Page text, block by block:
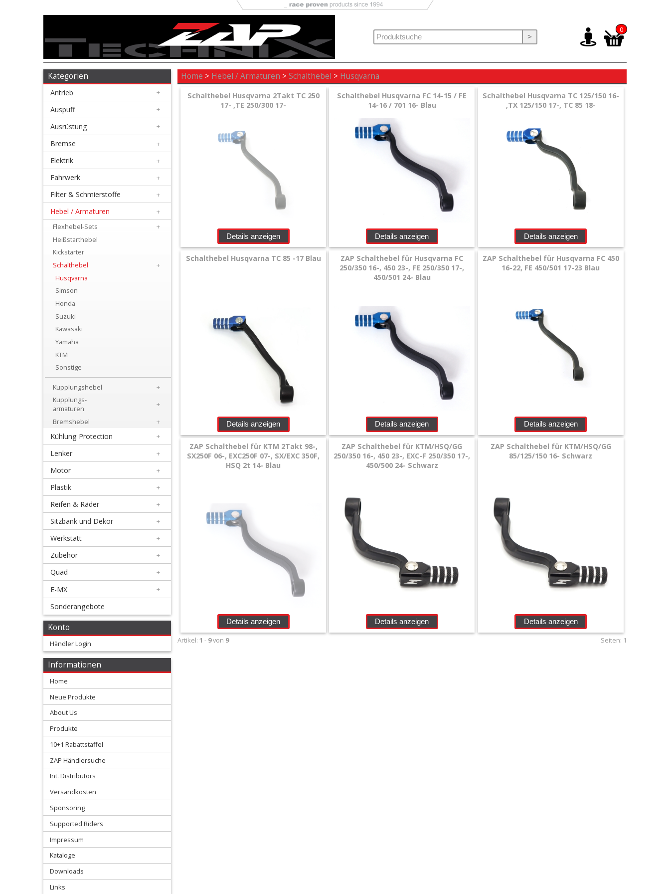
Antrieb
Auspuff
Ausrüstung
Bremse
Elektrik
Fahrwerk
Schmierstoffe
Armaturen
Flexhebel-
Heißstarthebel
Kickstarter
Schalthebel
Husqvarna
Simson
Honda
Suzuki
Kawasaki
Yamaha
Sonstige
Kupplungshebel
Kupplungs-
armaturen
Bremshebel
Kühlung
Protection
Lenker
>
0
Kategorien
Antrieb +
Auspuff +
Ausrüstung +
Bremse +
Elektrik +
Fahrwerk +
Filter & Schmierstoffe +
Hebel / Armaturen
+
Flexhebel-Sets
+
Heißstarthebel
Kickstarter
Schalthebel
+
Husqvarna
Simson
Honda
Suzuki
Kawasaki
Yamaha
KTM
Sonstige
Kupplungshebel
+
Kupplungs-
armaturen
+
Bremshebel
+
Kühlung Protection +
Lenker +
Motor +
Plastik +
Reifen & Räder +
Sitzbank und Dekor +
Werkstatt +
Zubehör +
Quad +
E-MX +
Sonderangebote
Konto
Händler Login
Informationen
Home
Neue Produkte
About Us
Produkte
10+1 Rabattstaffel
ZAP Händlersuche
Int. Distributors
Versandkosten
Sponsoring
Supported Riders
Impressum
Kataloge
Downloads
Links
Home > Hebel / Armaturen > Schalthebel > Husqvarna
Schalthebel Husqvarna 2Takt TC 250
17- ,TE 250/300 17-
Details anzeigen
Schalthebel Husqvarna FC 14-15 / FE
14-16 / 701 16- Blau
Details anzeigen
Schalthebel Husqvarna TC 125/150 16-
,TX 125/150 17-, TC 85 18-
Details anzeigen
Schalthebel Husqvarna TC 85 -17 Blau
Details anzeigen
ZAP Schalthebel für Husqvarna FC
250/350 16-, 450 23-, FE 250/350 17-,
450/501 24- Blau
Details anzeigen
ZAP Schalthebel für Husqvarna FC 450
16-22, FE 450/501 17-23 Blau
Details anzeigen
ZAP Schalthebel für KTM 2Takt 98-,
SX250F 06-, EXC250F 07-, SX/EXC 350F,
HSQ 2t 14- Blau
Details anzeigen
ZAP Schalthebel für KTM/HSQ/GG
250/350 16-, 450 23-, EXC-F 250/350 17-,
450/500 24- Schwarz
Details anzeigen
ZAP Schalthebel für KTM/HSQ/GG
85/125/150 16- Schwarz
Details anzeigen
Artikel: 1 - 9von 9 Seiten: 1